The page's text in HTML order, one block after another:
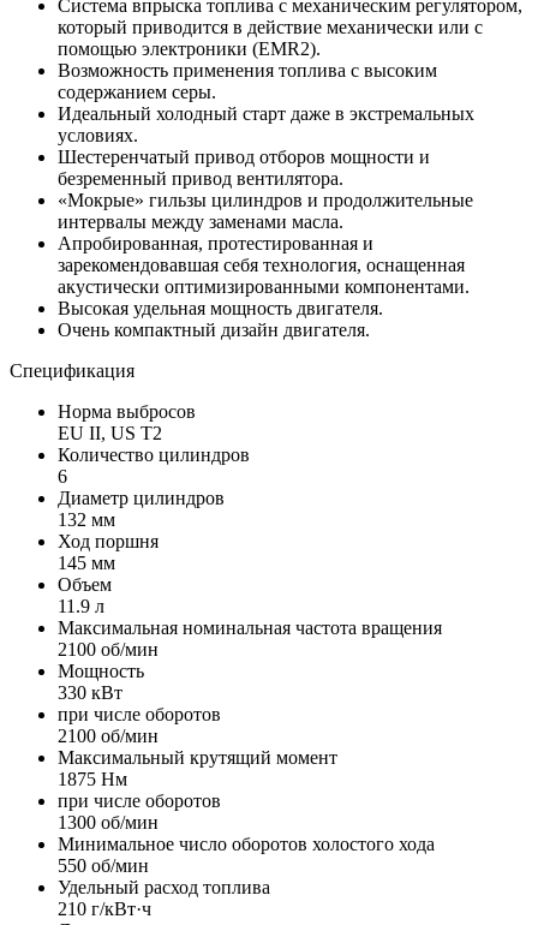
Система впрыска топлива с механическим регулятором,
который приводится в действие механически или с
помощью электроники (EMR2).
Возможность применения топлива с высоким
содержанием серы.
Идеальный холодный старт даже в экстремальных
условиях.
Шестеренчатый привод отборов мощности и
безременный привод вентилятора.
«Мокрые» гильзы цилиндров и продолжительные
интервалы между заменами масла.
Апробированная, протестированная и
зарекомендовавшая себя технология, оснащенная
акустически оптимизированными компонентами.
Высокая удельная мощность двигателя.
Очень компактный дизайн двигателя.
Спецификация
Норма выбросов
EU II, US T2
Количество цилиндров
6
Диаметр цилиндров
132 мм
Ход поршня
145 мм
Объем
11.9 л
Максимальная номинальная частота вращения
2100 об/мин
Мощность
330 кВт
при числе оборотов
2100 об/мин
Максимальный крутящий момент
1875 Нм
при числе оборотов
1300 об/мин
Минимальное число оборотов холостого хода
550 об/мин
Удельный расход топлива
210 г/кВт·ч